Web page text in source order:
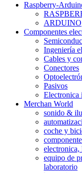
Raspberry-
ARDUINO
Componentes
Ingeniería
Cables y
Conectores
Pasivos
Electronica
Merchan World
sonido &
coche y
electronica,
equipo de
laboratorio